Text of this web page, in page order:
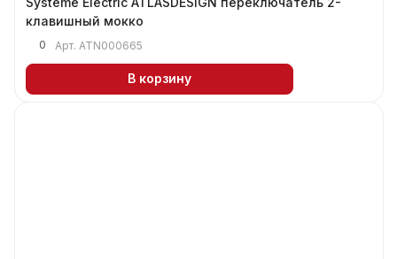
клавишный мокко
0 Арт. ATN000665
В корзину